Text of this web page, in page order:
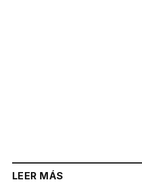
LEER MÁS